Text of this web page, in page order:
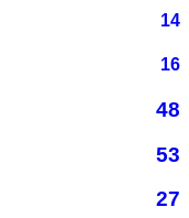
14
16
48
53
27